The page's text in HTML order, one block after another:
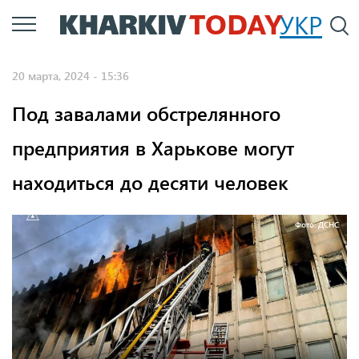
Перейти
к
УКР
20 марта, 2024 - 15:36
Под завалами обстрелянного
предприятия в Харькове могут
находиться до десяти человек
Фото: ДСНС